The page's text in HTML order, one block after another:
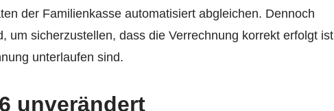
der Familienkasse automatisiert abgleichen. Dennoch
um sicherzustellen, dass die Verrechnung korrekt erfolgt ist
unterlaufen sind.
unverändert